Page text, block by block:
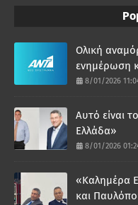
Ολική
ενημέρωση
8/01/2026
Αυτό είναι
Ελλάδα»
8/01/2026
«Καλημέρα
και